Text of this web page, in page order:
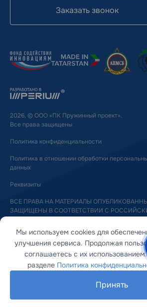
Заказать звонок
2026, © ООО «ПК Пружинный проект».
Все права защищены
Политика конфиденциальности
Политика в отношении обработки
данных
Реквизиты
ВСЕ ПРАВА НА МАТЕРИАЛЫ
ЗАЩИЩЕНЫ В СООТВЕТСТВИИ С
И СМЕЖНЫХ ПРАВАХ
Мы используем cookies для
улучшения сервиса. Продолжая
соглашаетесь с их
разделе Политика
Принять